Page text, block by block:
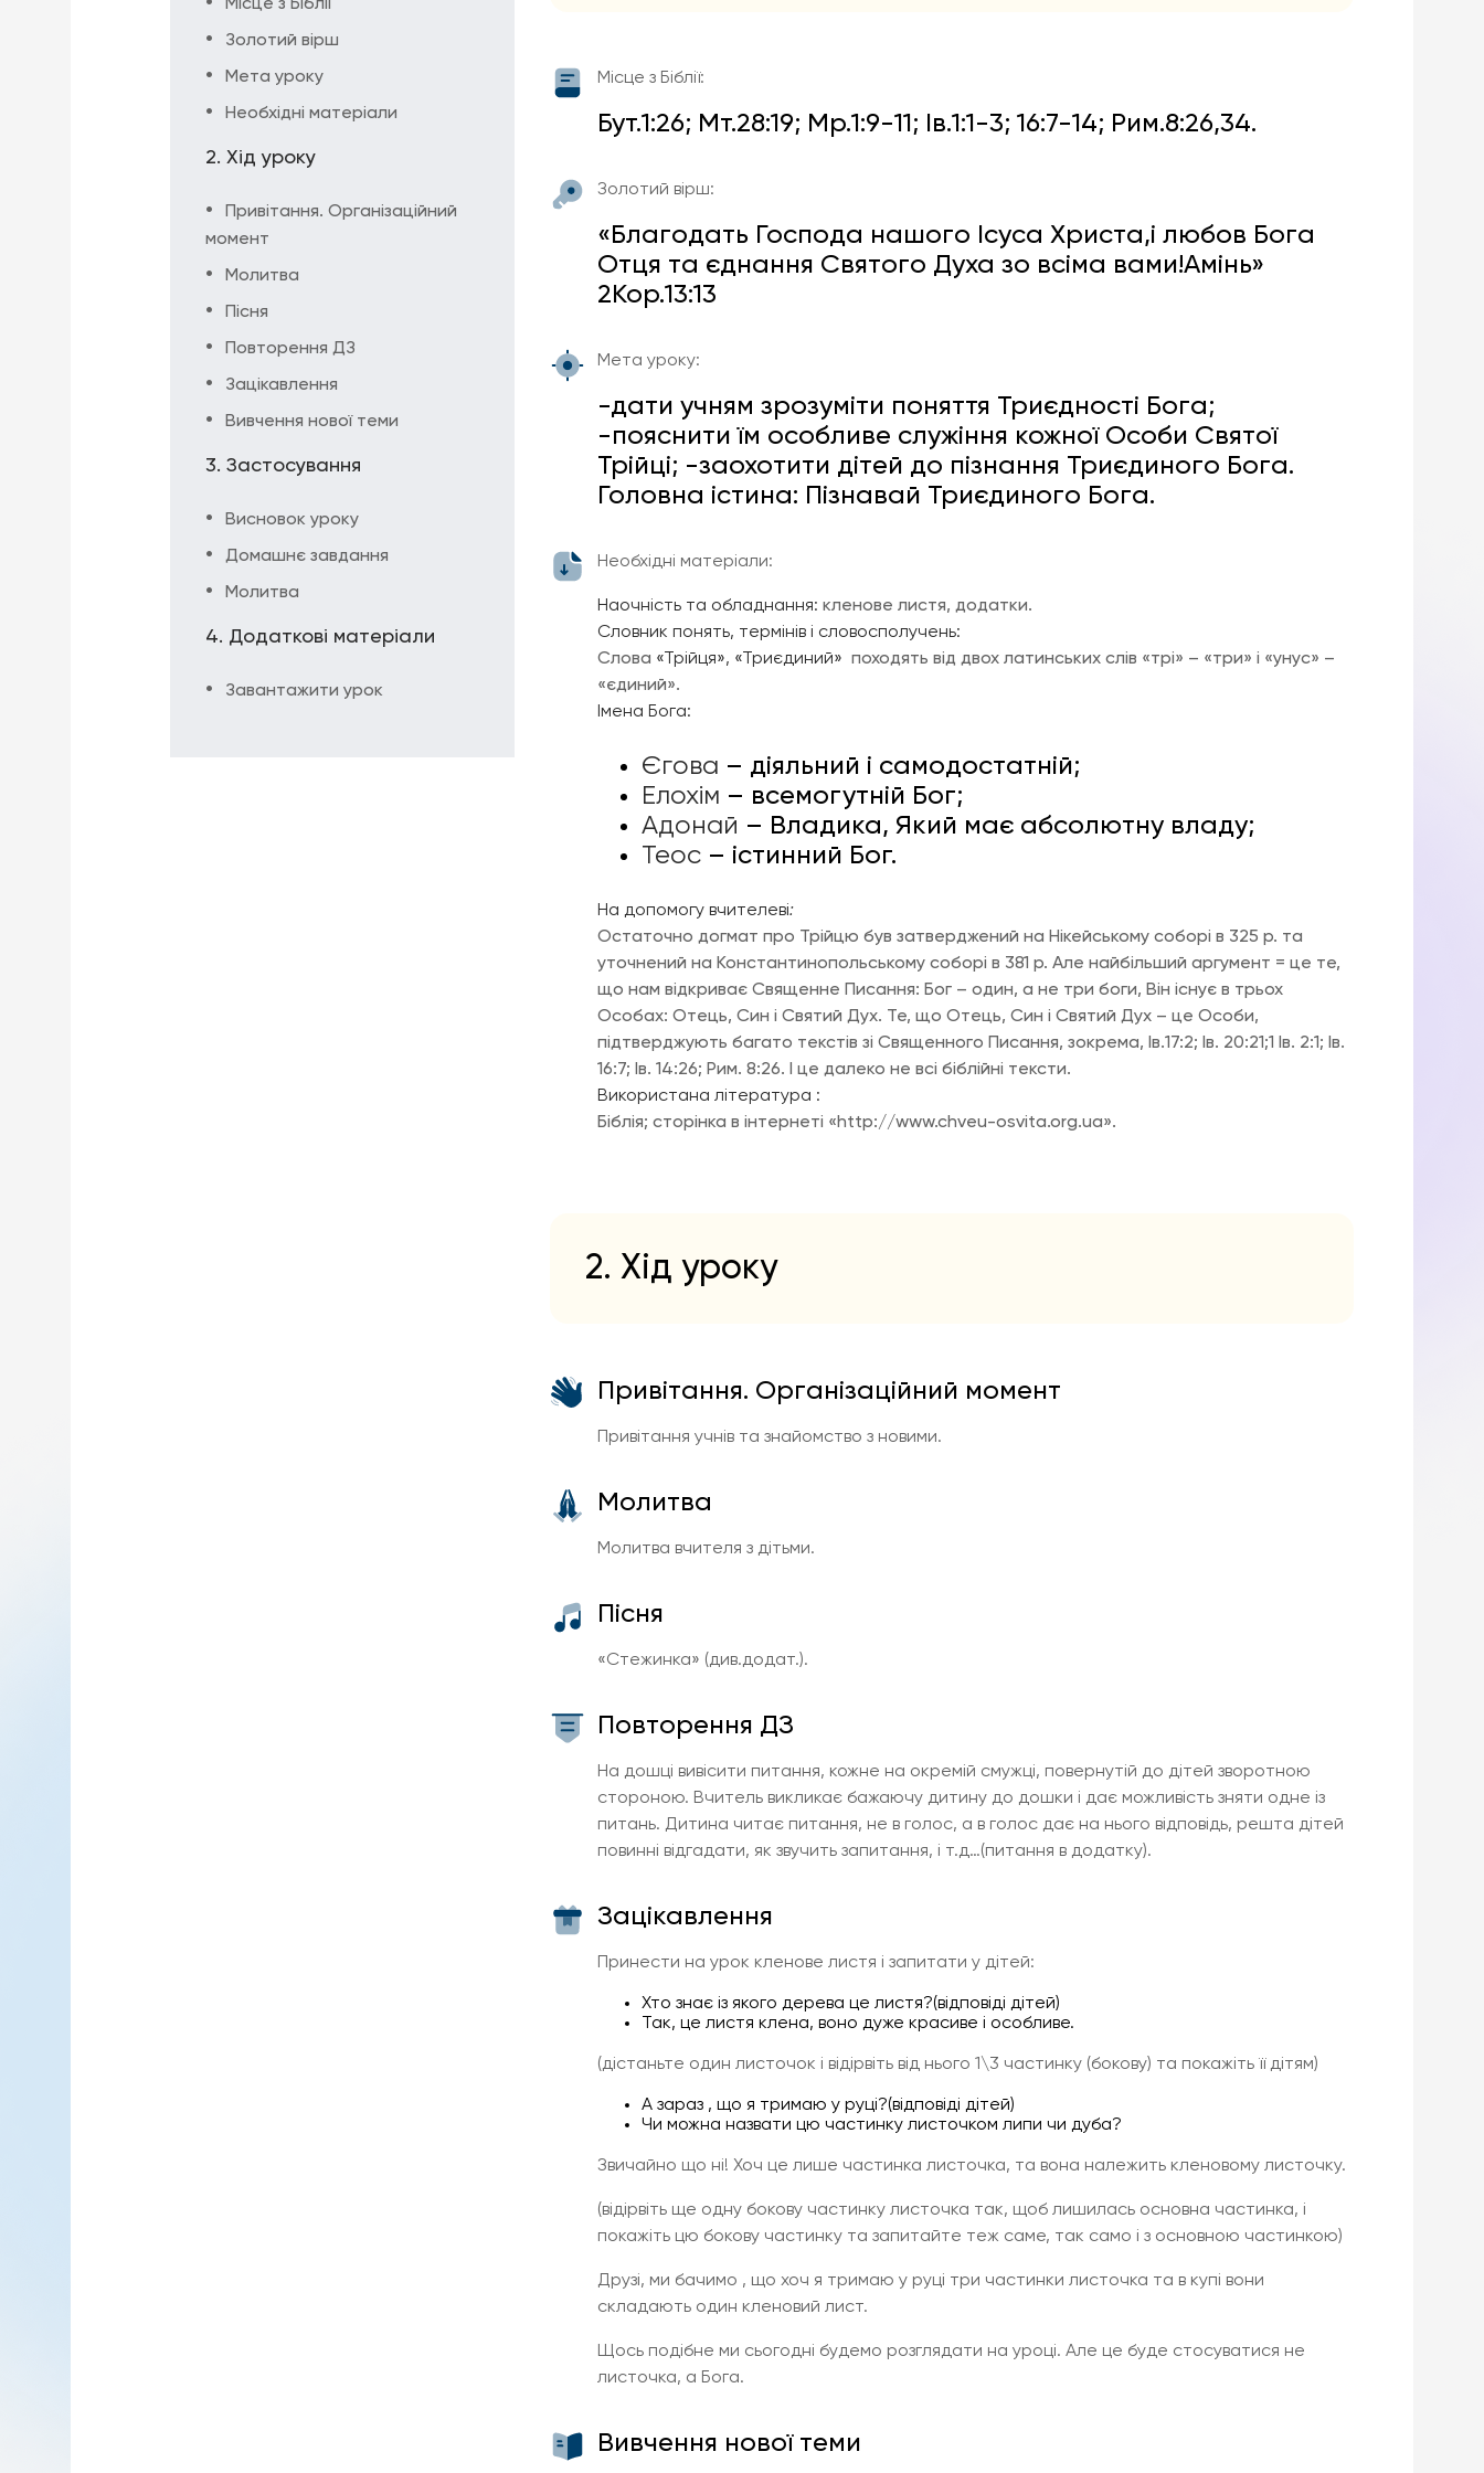
Місце з Біблії
Золотий вірш
Мета уроку
Необхідні матеріали
Хід уроку
Привітання. Організаційний
момент
Молитва
Пісня
Повторення ДЗ
Зацікавлення
Вивчення нової теми
Застосування
Висновок уроку
Домашнє завдання
Молитва
Додаткові матеріали
Завантажити урок
Місце з Біблії:
Бут.1:26; Мт.28:19; Мр.1:9-11; Ів.1:1-3; 16:7-14; Рим.8:26,34.
Золотий вірш:
«Благодать Господа нашого Ісуса Христа,і любов Бога
Отця та єднання Святого Духа зо всіма вами!Амінь»
2Кор.13:13
Мета уроку:
-дати учням зрозуміти поняття Триєдності Бога;
-пояснити їм особливе служіння кожної Особи Святої
Трійці; -заохотити дітей до пізнання Триєдиного Бога.
Головна істина: Пізнавай Триєдиного Бога.
Необхідні матеріали:
Наочність та обладнання: кленове листя, додатки.
Словник понять, термінів і словосполучень:
Слова «Трійця», «Триєдиний» походять від двох латинських слів «трі» – «три» і «унус» –
«єдиний».
Імена Бога:
Єгова – діяльний і самодостатній;
Елохім – всемогутній Бог;
Адонай – Владика, Який має абсолютну владу;
Теос – істинний Бог.
На допомогу вчителеві:
Остаточно догмат про Трійцю був затверджений на Нікейському соборі в 325 р. та
уточнений на Константинопольському соборі в 381 р. Але найбільший аргумент = це те,
що нам відкриває Священне Писання: Бог – один, а не три боги, Він існує в трьох
Особах: Отець, Син і Святий Дух. Те, що Отець, Син і Святий Дух – це Особи,
підтверджують багато текстів зі Священного Писання, зокрема, Ів.17:2; Ів. 20:21;1 Ів. 2:1; Ів.
16:7; Ів. 14:26; Рим. 8:26. І це далеко не всі біблійні тексти.
Використана література :
Біблія; сторінка в інтернеті «http://www.chveu-osvita.org.ua».
2. Хід уроку
Привітання. Організаційний момент
Привітання учнів та знайомство з новими.
Молитва
Молитва вчителя з дітьми.
Пісня
«Стежинка» (див.додат.).
Повторення ДЗ
На дошці вивісити питання, кожне на окремій смужці, повернутій до дітей зворотною
стороною. Вчитель викликає бажаючу дитину до дошки і дає можливість зняти одне із
питань. Дитина читає питання, не в голос, а в голос дає на нього відповідь, решта дітей
повинні відгадати, як звучить запитання, і т.д…(питання в додатку).
Зацікавлення
Принести на урок кленове листя і запитати у дітей:
Хто знає із якого дерева це листя?(відповіді дітей)
Так, це листя клена, воно дуже красиве і особливе.
(дістаньте один листочок і відірвіть від нього 1\3 частинку (бокову) та покажіть її дітям)
А зараз , що я тримаю у руці?(відповіді дітей)
Чи можна назвати цю частинку листочком липи чи дуба?
Звичайно що ні! Хоч це лише частинка листочка, та вона належить кленовому листочку.
(відірвіть ще одну бокову частинку листочка так, щоб лишилась основна частинка, і
покажіть цю бокову частинку та запитайте теж саме, так само і з основною частинкою)
Друзі, ми бачимо , що хоч я тримаю у руці три частинки листочка та в купі вони
складають один кленовий лист.
Щось подібне ми сьогодні будемо розглядати на уроці. Але це буде стосуватися не
листочка, а Бога.
Вивчення нової теми